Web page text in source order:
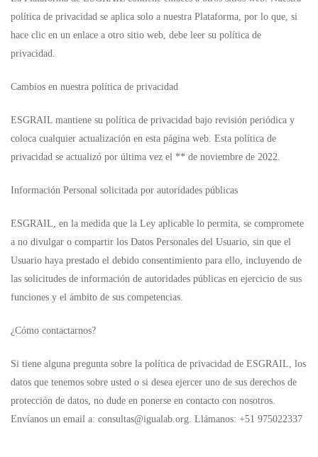
política de privacidad se aplica solo a nuestra Plataforma, por lo que, si
hace clic en un enlace a otro sitio web, debe leer su política de
privacidad.
Cambios en nuestra política de privacidad
ESGRAIL mantiene su política de privacidad bajo revisión periódica y
coloca cualquier actualización en esta página web. Esta política de
privacidad se actualizó por última vez el ** de noviembre de 2022.
Información Personal solicitada por autoridades públicas
ESGRAIL, en la medida que la Ley aplicable lo permita, se compromete
a no divulgar o compartir los Datos Personales del Usuario, sin que el
Usuario haya prestado el debido consentimiento para ello, incluyendo de
las solicitudes de información de autoridades públicas en ejercicio de sus
funciones y el ámbito de sus competencias.
¿Cómo contactarnos?
Si tiene alguna pregunta sobre la política de privacidad de ESGRAIL, los
datos que tenemos sobre usted o si desea ejercer uno de sus derechos de
protección de datos, no dude en ponerse en contacto con nosotros.
Envíanos un email a: consultas@igualab.org. Llámanos: +51 975022337